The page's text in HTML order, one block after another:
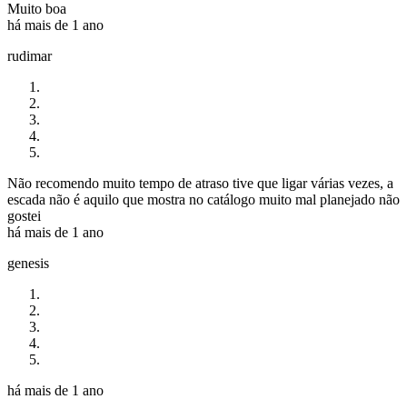
Muito boa
há mais de 1 ano
rudimar
Não recomendo muito tempo de atraso tive que ligar várias vezes, a
escada não é aquilo que mostra no catálogo muito mal planejado não
gostei
há mais de 1 ano
genesis
há mais de 1 ano